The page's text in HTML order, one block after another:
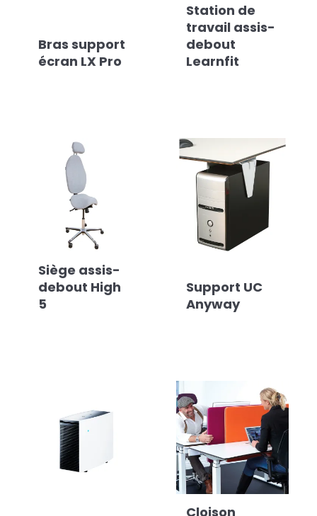
Bras support
écran LX Pro
Station de
travail assis-
debout
Learnfit
Siège assis-
debout High
5
Support UC
Anyway
Cloison